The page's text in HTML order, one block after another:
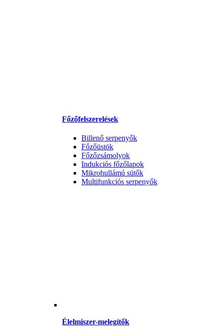
Főzőfelszerelések
Billenő serpenyők
Főzőüstök
Főzőzsámolyok
Indukciós főzőlapok
Mikrohullámú sütők
Multifunkciós serpenyők
Élelmiszer-melegítők